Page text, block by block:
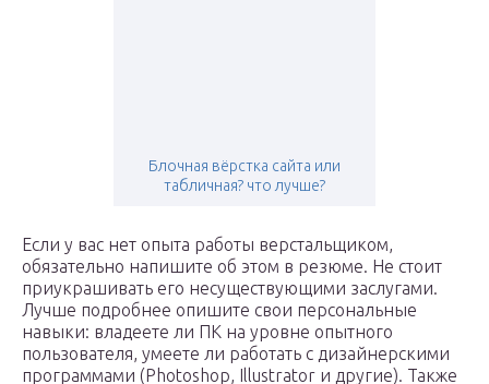
Блочная вёрстка сайта или
табличная? что лучше?
Если у вас нет опыта работы верстальщиком,
обязательно напишите об этом в резюме. Не стоит
приукрашивать его несуществующими заслугами.
Лучше подробнее опишите свои персональные
навыки: владеете ли ПК на уровне опытного
пользователя, умеете ли работать с дизайнерскими
программами (Photoshop, Illustrator и другие). Также